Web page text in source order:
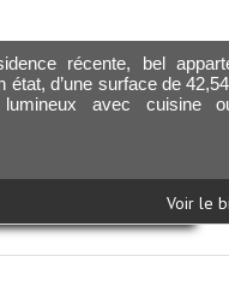
récente, bel
d’une surface de
avec cuisine
Voir le